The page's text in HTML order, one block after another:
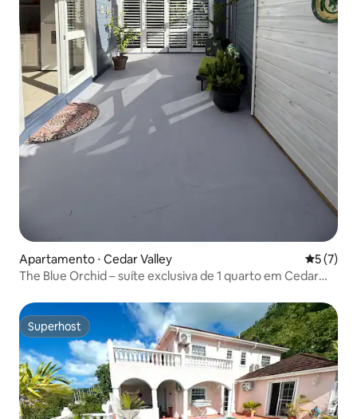
Apartamento ⋅ Cedar Valley 5 de
5 (7)
The Blue Orchid – suíte exclusiva de 1 quarto em Cedar
Superhost
Superhost